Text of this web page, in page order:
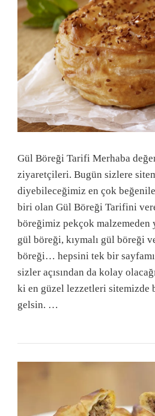
Gül Böreği Tarifi Merhaba
ziyaretçileri. Bugün sizlere
diyebileceğimiz en çok
biri olan Gül Böreği Tarifini
böreğimiz pekçok malzemeden
gül böreği, kıymalı gül böreği
böreği… hepsini tek bir
sizler açısından da kolay
ki en güzel lezzetleri
gelsin. …